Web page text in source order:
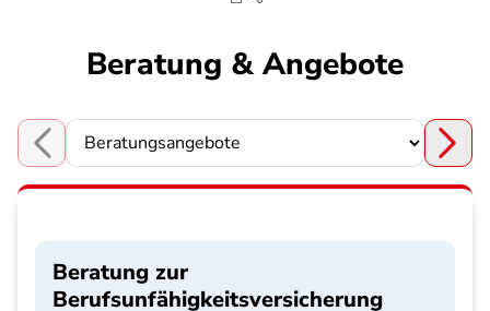
Beratung & Angebote
Choose a section
Beratung zur
Berufsunfähigkeitsversicherung